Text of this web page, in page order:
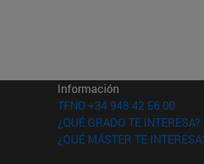
ventana)
ventana)
nueva ventana)
en nueva ventana)
Información
TFNO +34 948 42 56 00
¿QUÉ GRADO TE INTERESA?
¿QUÉ MÁSTER TE